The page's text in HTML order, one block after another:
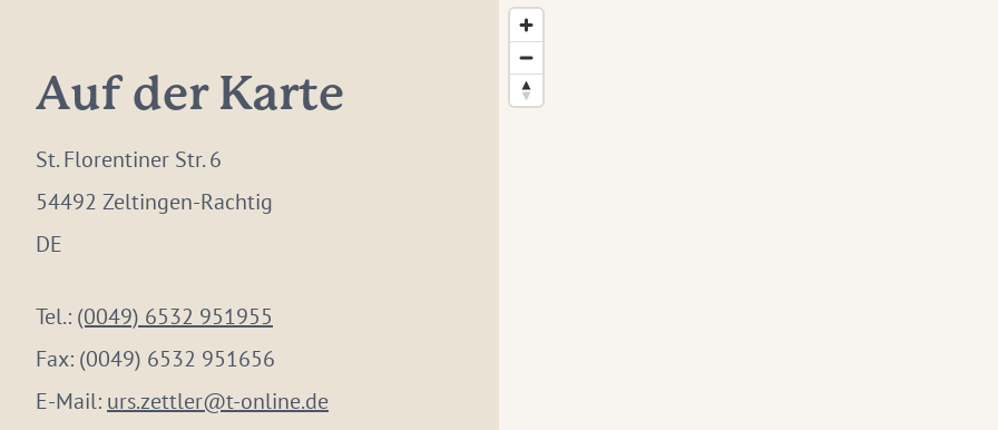
Auf der Karte
St. Florentiner Str. 6
54492 Zeltingen-Rachtig
DE
Tel.: (0049) 6532 951955
Fax: (0049) 6532 951656
E-Mail: urs.zettler@t-online.de